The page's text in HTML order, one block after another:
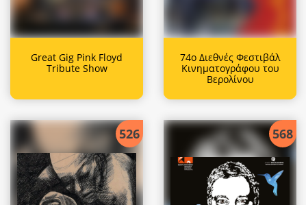
Great Gig Pink Floyd
Tribute Show
74ο Διεθνές Φεστιβάλ
Κινηματογράφου του
Βερολίνου
526 568